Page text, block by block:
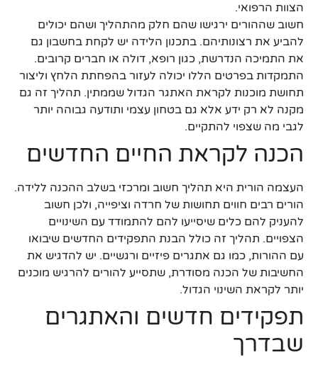
הצוות הרפואי.
חשוב שההורים ירגישו שהם חלק מהתהליך ושהם יכולים
להביע את רצונותיהם. בתכנון הלידה יש לקחת בחשבון גם
את התמיכה הנדרשת, כגון רופא, דולה או חברים קרובים.
התמקדות בפרטים הללו יכולה לעזור בהפחתת הלחץ וליצור
תחושת מוכנות לקראת האתגר הגדול שממתין. תהליך זה גם
מקנה לא רק ידע אלא גם בטחון עצמי ותודעה גבוהה יותר
לגבי מה שצפוי להתקיים.
הכנה לקראת החיים החדשים
העצמה הורית היא תהליך חשוב ומרכזי בשלב ההכנה ללידה.
הורים רבים חווים תחושות של חרדה וציפייה, ולכן חשוב
להעניק להם כלים שיסייעו להם להתמודד עם השינויים
הצפויים. תהליך זה כולל הבנת התפקידים החדשים שיבואו
עם ההורות, כמו גם אתגרים פיזיים ורגשיים. יש להדגיש את
החשיבות של הכנה מסודרת, שתסייע להורים להרגיש מוכנים
יותר לקראת השינוי הגדול.
תפקידים חדשים והאתגרים
שבדרך